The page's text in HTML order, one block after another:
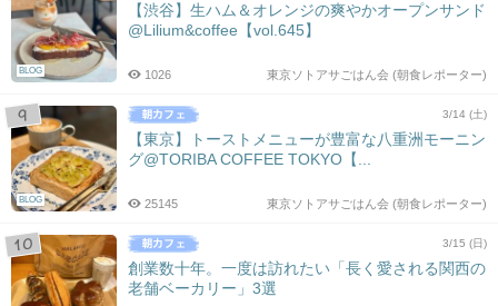
BLOG
【渋谷】生ハム＆オレンジの爽やかオープンサンド
@Lilium&coffee【vol.645】
東京ソトアサごはん会 (朝食レポーター)
1026
BLOG
3/14 (土)
【東京】トーストメニューが豊富な八重洲モーニン
グ@TORIBA COFFEE TOKYO【...
東京ソトアサごはん会 (朝食レポーター)
25145
3/15 (日)
創業数十年。一度は訪れたい「長く愛される関西の
老舗ベーカリー」3選